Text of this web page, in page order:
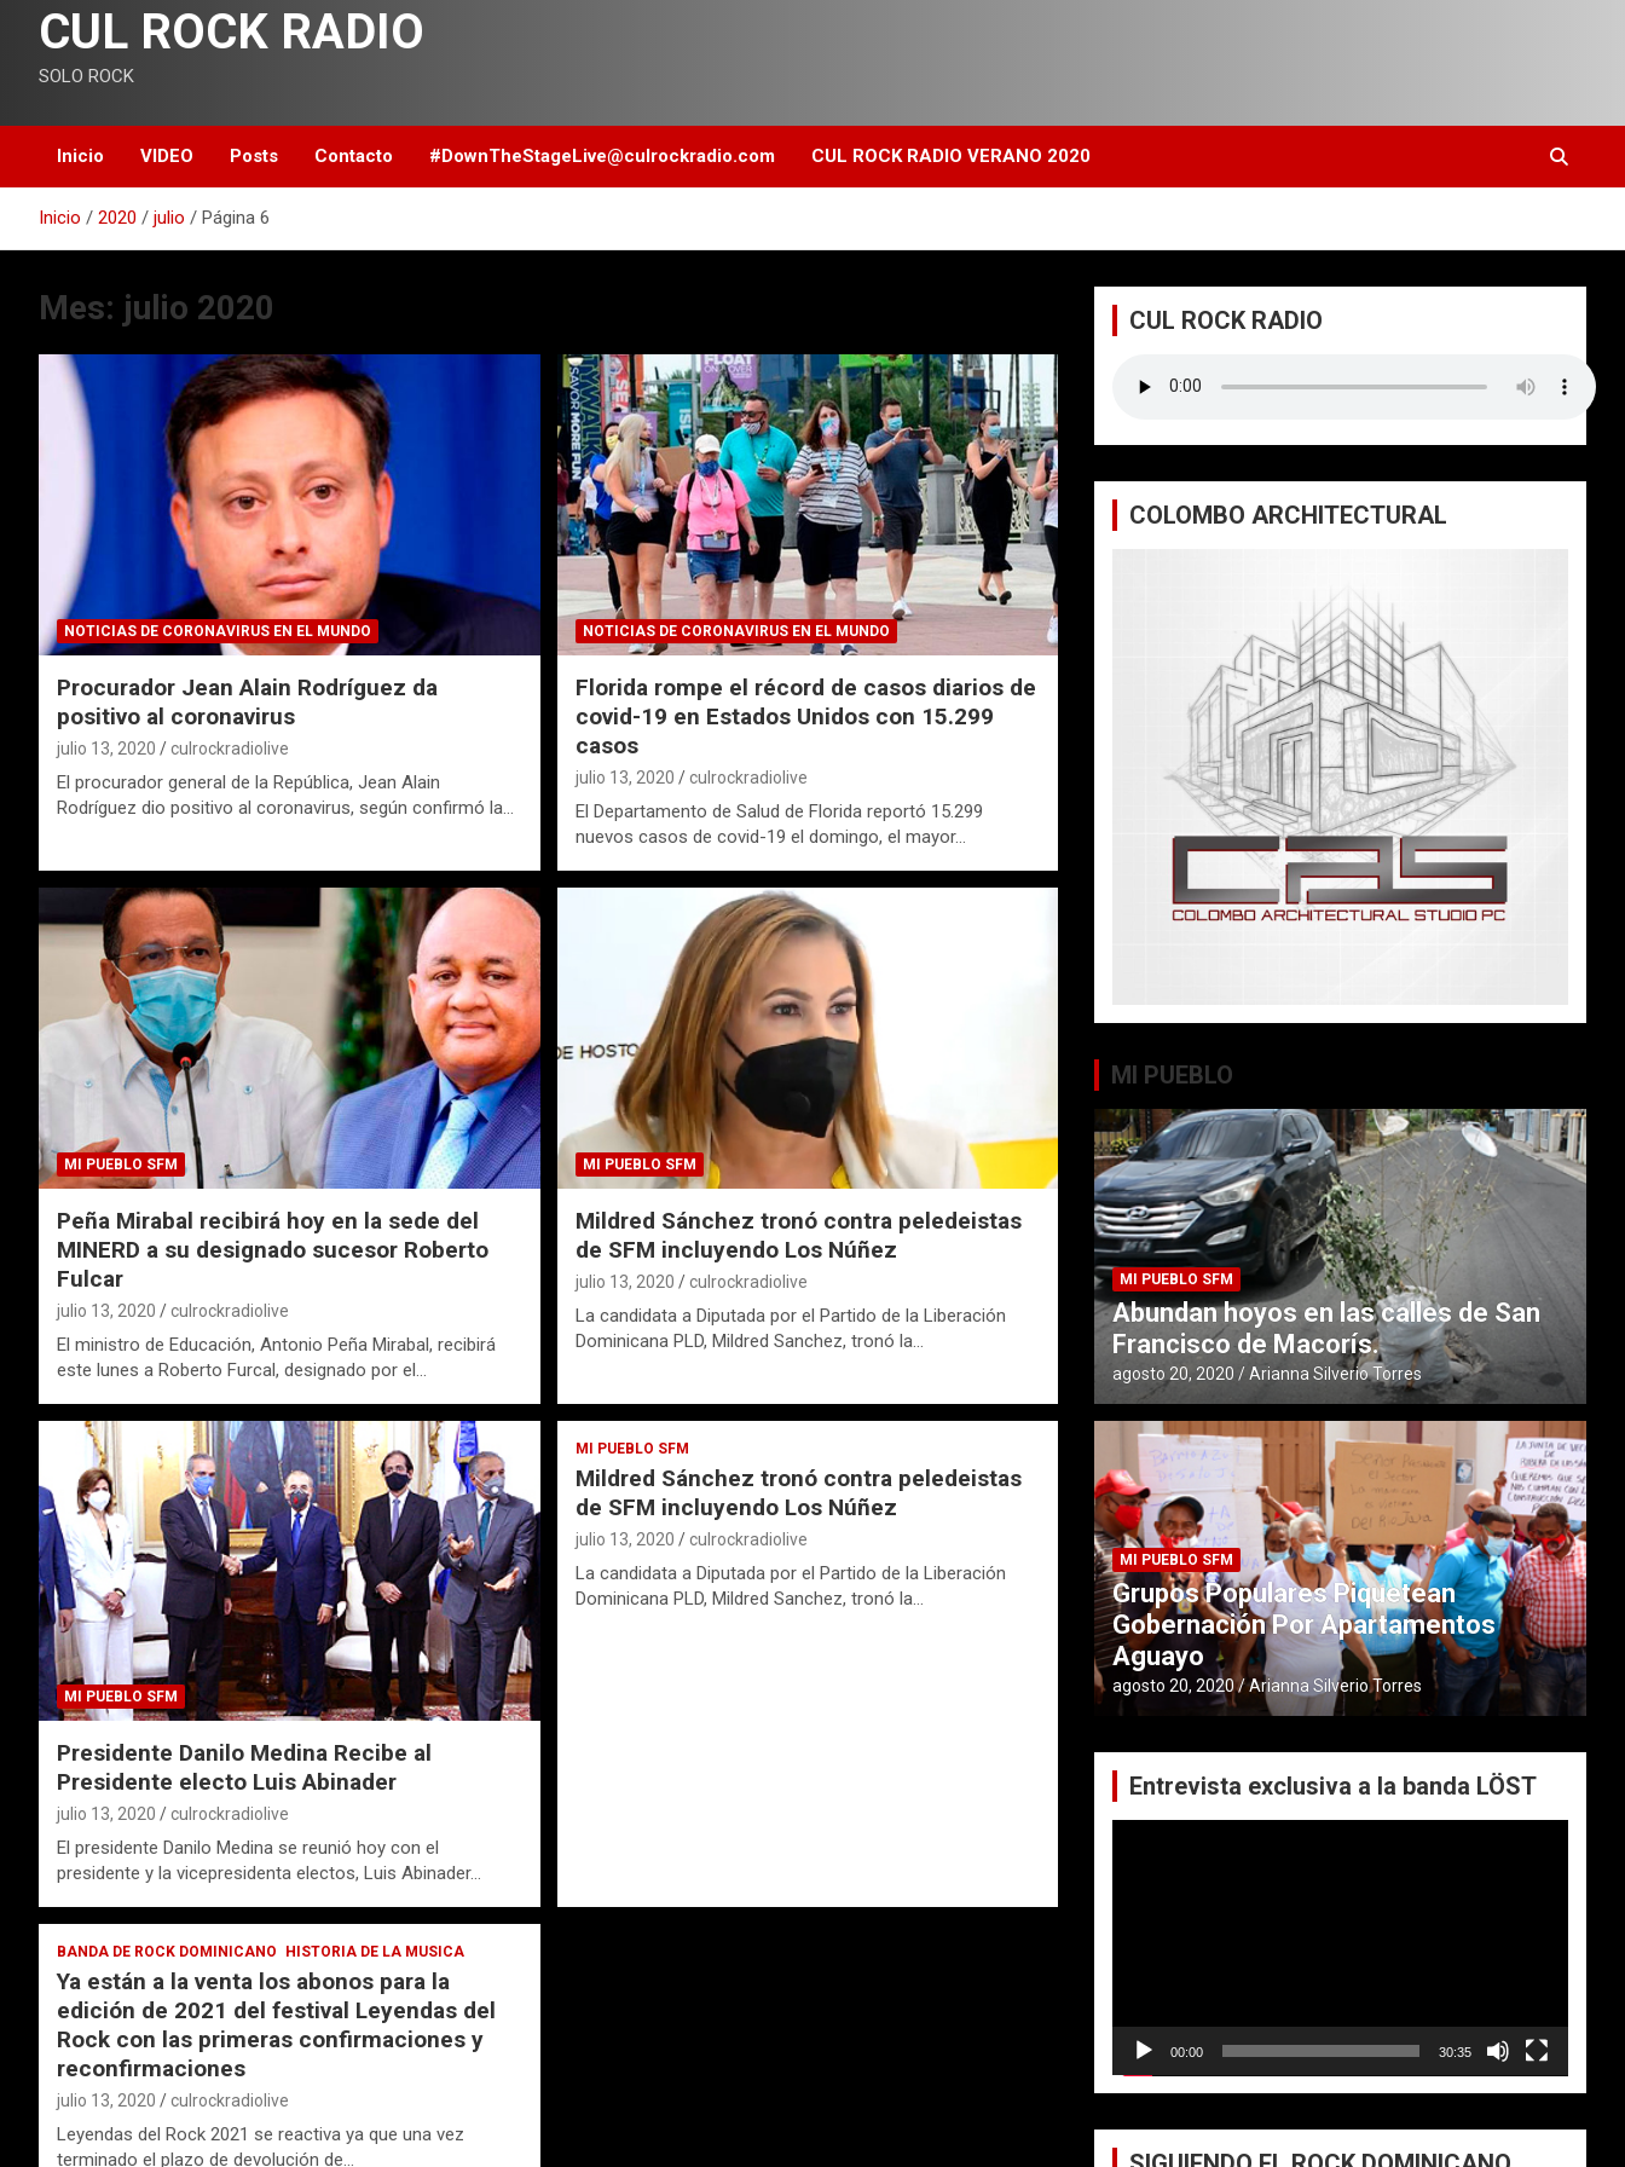
CUL ROCK RADIO
SOLO ROCK
Inicio VIDEO Posts Contacto #DownTheStageLive@culrockradio.com CUL ROCK RADIO VERANO 2020
Inicio 2020 julio Página 6
Mes: julio 2020
NOTICIAS DE CORONAVIRUS EN EL MUNDO
Procurador Jean Alain Rodríguez da
positivo al coronavirus
julio 13, 2020 culrockradiolive
El procurador general de la República, Jean Alain
Rodríguez dio positivo al coronavirus, según confirmó la…
NOTICIAS DE CORONAVIRUS EN EL MUNDO
Florida rompe el récord de casos diarios de
covid-19 en Estados Unidos con 15.299
casos
julio 13, 2020 culrockradiolive
El Departamento de Salud de Florida reportó 15.299
nuevos casos de covid-19 el domingo, el mayor…
MI PUEBLO SFM
Peña Mirabal recibirá hoy en la sede del
MINERD a su designado sucesor Roberto
Fulcar
julio 13, 2020 culrockradiolive
El ministro de Educación, Antonio Peña Mirabal, recibirá
este lunes a Roberto Furcal, designado por el…
MI PUEBLO SFM
Mildred Sánchez tronó contra peledeistas
de SFM incluyendo Los Núñez
julio 13, 2020 culrockradiolive
La candidata a Diputada por el Partido de la Liberación
Dominicana PLD, Mildred Sanchez, tronó la…
MI PUEBLO SFM
Presidente Danilo Medina Recibe al
Presidente electo Luis Abinader
julio 13, 2020 culrockradiolive
El presidente Danilo Medina se reunió hoy con el
presidente y la vicepresidenta electos, Luis Abinader…
MI PUEBLO SFM
Mildred Sánchez tronó contra peledeistas
de SFM incluyendo Los Núñez
julio 13, 2020 culrockradiolive
La candidata a Diputada por el Partido de la Liberación
Dominicana PLD, Mildred Sanchez, tronó la…
BANDA DE ROCK DOMINICANO HISTORIA DE LA MUSICA
Ya están a la venta los abonos para la
edición de 2021 del festival Leyendas del
Rock con las primeras confirmaciones y
reconfirmaciones
julio 13, 2020 culrockradiolive
Leyendas del Rock 2021 se reactiva ya que una vez
terminado el plazo de devolución de…
CUL ROCK RADIO
COLOMBO ARCHITECTURAL
MI PUEBLO
MI PUEBLO SFM
Abundan hoyos en las calles de San
Francisco de Macorís.
agosto 20, 2020 Arianna Silverio Torres
MI PUEBLO SFM
Grupos Populares Piquetean
Gobernación Por Apartamentos
Aguayo
agosto 20, 2020 Arianna Silverio Torres
Entrevista exclusiva a la banda LÖST
00:00 30:35